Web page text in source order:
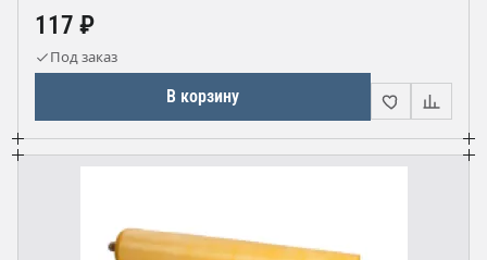
117 ₽
Под заказ
В корзину